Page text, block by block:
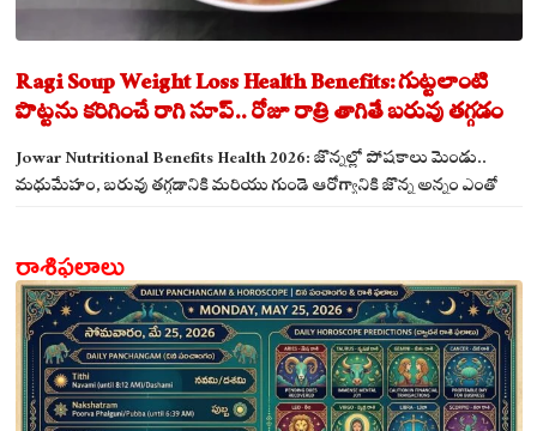
Ragi Soup Weight Loss Health Benefits: గుట్టలాంటి
పొట్టను కరిగించే రాగి సూప్.. రోజూ రాత్రి తాగితే బరువు తగ్గడం
ఖాయం!
Jowar Nutritional Benefits Health 2026: జొన్నల్లో పోషకాలు మెండు..
మధుమేహం, బరువు తగ్గడానికి మరియు గుండె ఆరోగ్యానికి జొన్న అన్నం ఎంతో
రాశిఫలాలు